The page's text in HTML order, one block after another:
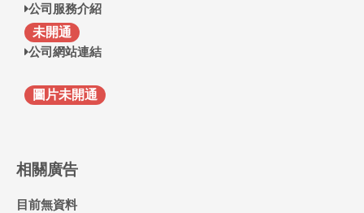
公司服務介紹
未開通
公司網站連結
圖片未開通
相關廣告
目前無資料